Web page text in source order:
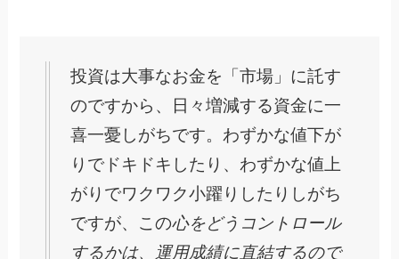
投資は大事なお金を「市場」に託す
のですから、日々増減する資金に一
喜一憂しがちです。わずかな値下が
りでドキドキしたり、わずかな値上
がりでワクワク小躍りしたりしがち
ですが、この心をどうコントロール
するかは、運用成績に直結するので